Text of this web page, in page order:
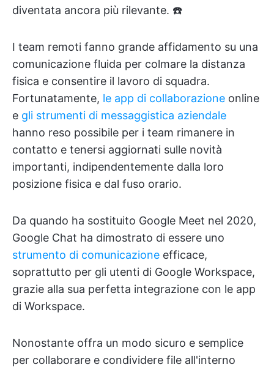
diventata ancora più rilevante. ☎️
I team remoti fanno grande affidamento su una
comunicazione fluida per colmare la distanza
fisica e consentire il lavoro di squadra.
Fortunatamente, le app di collaborazione online
e gli strumenti di messaggistica aziendale
hanno reso possibile per i team rimanere in
contatto e tenersi aggiornati sulle novità
importanti, indipendentemente dalla loro
posizione fisica e dal fuso orario.
Da quando ha sostituito Google Meet nel 2020,
Google Chat ha dimostrato di essere uno
strumento di comunicazione efficace,
soprattutto per gli utenti di Google Workspace,
grazie alla sua perfetta integrazione con le app
di Workspace.
Nonostante offra un modo sicuro e semplice
per collaborare e condividere file all'interno